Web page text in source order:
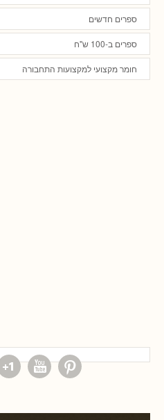
ספרים חדשים
ספרים ב-100 ש"ח
חומר מקצועי למקצועות התחבורה